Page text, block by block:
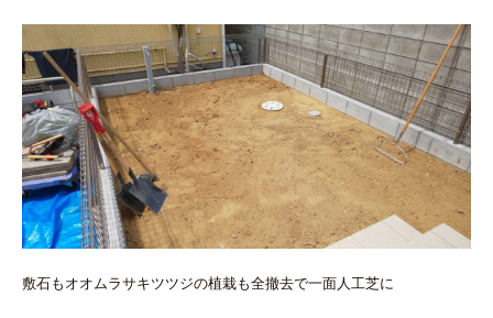
敷石もオオムラサキツツジの植栽も全撤去で一面人工芝に